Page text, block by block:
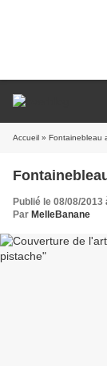
Accueil » Fontainebleau
Publié le 08/08/2013
Par MelleBanane